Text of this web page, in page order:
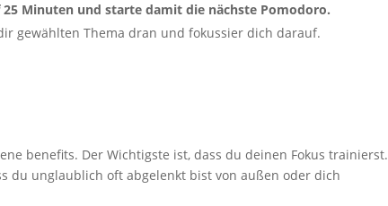
Minuten und starte damit die nächste Pomodoro.
gewählten Thema dran und fokussier dich darauf.
benefits. Der Wichtigste ist, dass du deinen Fokus trainierst.
du unglaublich oft abgelenkt bist von außen oder dich